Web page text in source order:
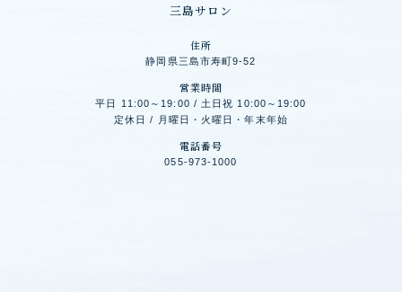
三島サロン
住所
静岡県三島市寿町9-52
営業時間
平日 11:00～19:00 / 土日祝 10:00～19:00
定休日 / 月曜日・火曜日・年末年始
電話番号
055-973-1000